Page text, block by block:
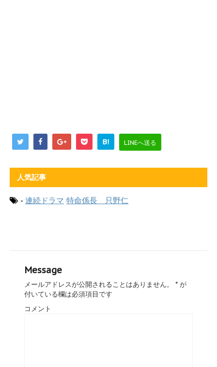
B! LINEへ送る
人気記事
- 連続ドラマ 特命係長 只野仁
Message
メールアドレスが公開されることはありません。 * が
付いている欄は必須項目です
コメント